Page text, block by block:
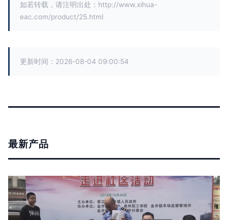
如若转载，请注明出处：http://www.xihua-
eac.com/product/25.html
更新时间：2026-08-04 09:00:54
最新产品